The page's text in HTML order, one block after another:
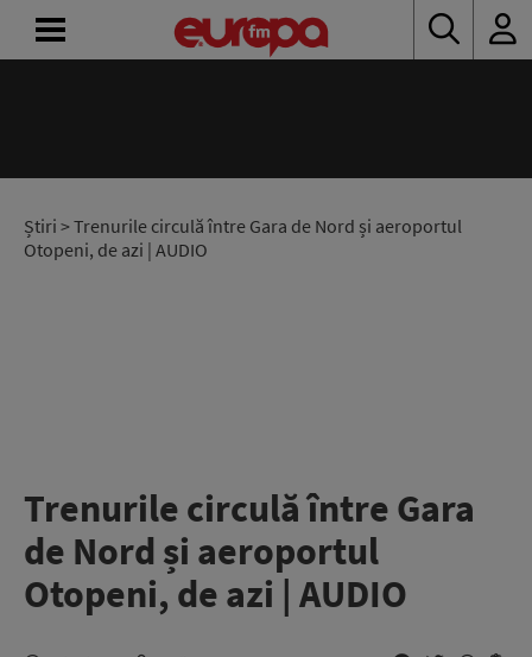
Știri > Trenurile circulă între Gara de Nord și aeroportul
Otopeni, de azi | AUDIO
Trenurile circulă între Gara
de Nord și aeroportul
Otopeni, de azi | AUDIO
RADIO